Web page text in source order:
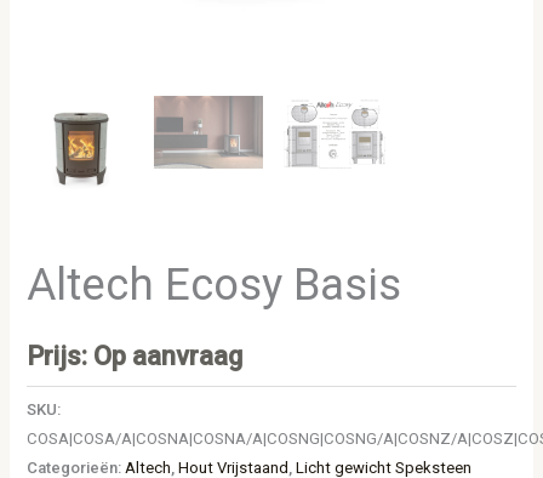
Altech Ecosy Basis
Prijs: Op aanvraag
SKU:
COSA|COSA/A|COSNA|COSNA/A|COSNG|COSNG/A|COSNZ/
Categorieën: Altech ,Hout Vrijstaand ,Licht gewicht Speksteen